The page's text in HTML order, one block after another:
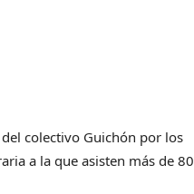
colectivo Guichón por los
a la que asisten más de 80